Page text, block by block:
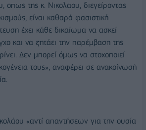
της κ. Νικολαου, διεγείροντας
είναι καθαρά φασιστική
έχει κάθε δικαίωμα να ασκεί
και να ζητάει την παρέμβαση της
Δεν μπορεί όμως να στοχοποιεί
τους», αναφέρει σε ανακοίνωσή
«αντί απαντήσεων για την ουσία